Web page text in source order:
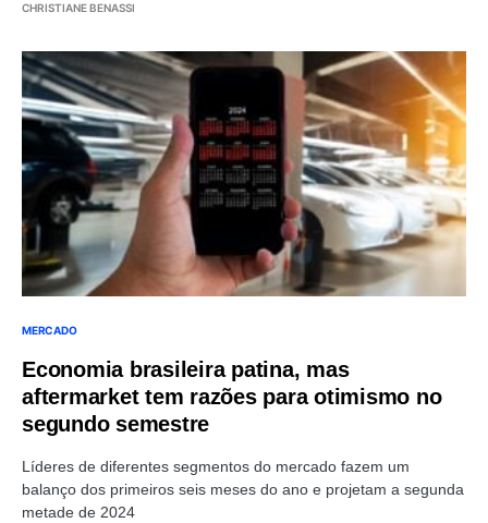
CHRISTIANE BENASSI
MERCADO
Economia brasileira patina, mas
aftermarket tem razões para otimismo no
segundo semestre
Líderes de diferentes segmentos do mercado fazem um
balanço dos primeiros seis meses do ano e projetam a segunda
metade de 2024